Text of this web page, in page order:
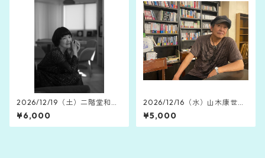
2026/12/19（土）二階堂和美
アルバム ”潮汐” 発売記念ワン
マンライブツアー【一般チケ
ット】
¥6,000
2026/12/16（水）山木康世
Live Library 2026 ～沖縄師
走冬銀河★島のXmas～（那
覇・SOUND M'S）
¥5,000